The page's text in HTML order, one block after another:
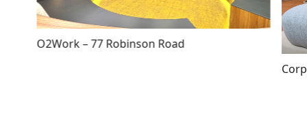
O2Work – 77 Robinson Road